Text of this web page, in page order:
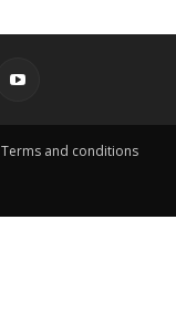
Terms and conditions